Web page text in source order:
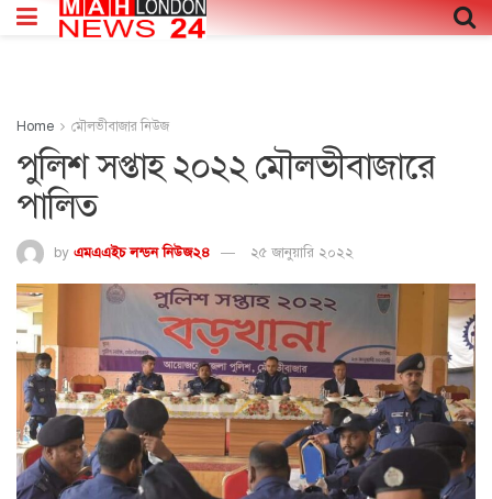
Home মৌলভীবাজার নিউজ
পুলিশ সপ্তাহ ২০২২ মৌলভীবাজারে
পালিত
by এমএএইচ লন্ডন নিউজ২৪ ২৫ জানুয়ারি ২০২২